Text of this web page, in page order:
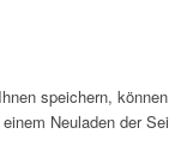
speichern,
Neuladen der